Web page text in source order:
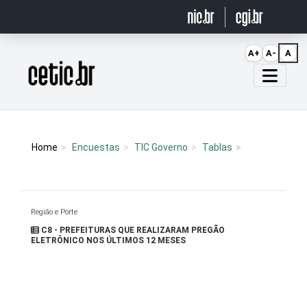
Página inicial
Home Encuestas TIC Governo Tablas
Região e Porte
C8 - PREFEITURAS QUE REALIZARAM PREGÃO
ELETRÔNICO NOS ÚLTIMOS 12 MESES
A+ A- A